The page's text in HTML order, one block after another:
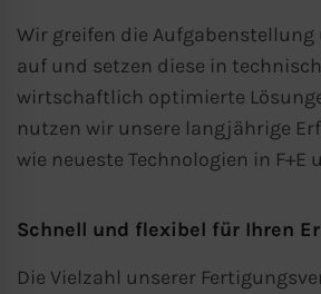
Wir greifen die Aufgabenstellung
auf und setzen diese in
wirtschaftlich optimierte
nutzen wir unsere langjährige
wie neueste Technologien in F+E
Schnell und flexibel für Ihren
Die Vielzahl unserer